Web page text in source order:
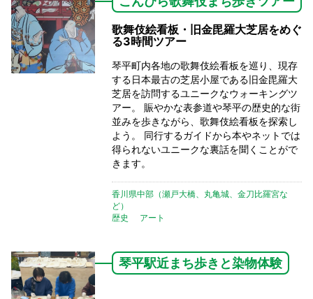
歌舞伎絵看板・旧金毘羅大芝居をめぐ
る3時間ツアー
琴平町内各地の歌舞伎絵看板を巡り、現存
する日本最古の芝居小屋である旧金毘羅大
芝居を訪問するユニークなウォーキングツ
アー。 賑やかな表参道や琴平の歴史的な街
並みを歩きながら、歌舞伎絵看板を探索し
よう。 同行するガイドから本やネットでは
得られないユニークな裏話を聞くことがで
きます。
香川県中部（瀬戸大橋、丸亀城、金刀比羅宮な
ど）
歴史
アート
琴平駅近まち歩きと染物体験